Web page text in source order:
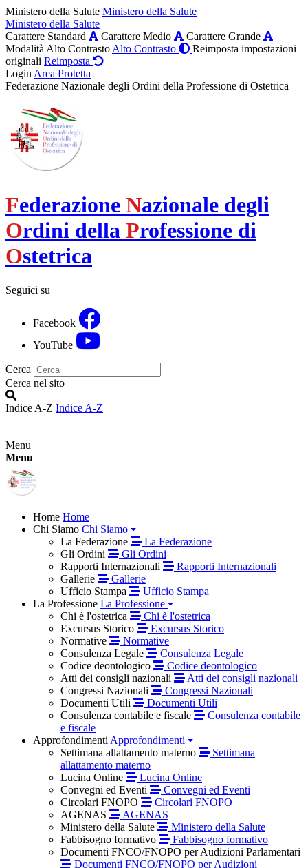
Ministero della Salute Ministero della Salute
Ministero della Salute
Carattere Standard
Carattere Medio
Carattere Grande
Modalità Alto Contrasto Alto Contrasto
Reimposta impostazioni
originali Reimposta
Login Area Protetta
Federazione Nazionale degli Ordini della Professione di Ostetrica
Federazione Nazionale degli
Ordini della Professione di
Ostetrica
Seguici su
Facebook
YouTube
Cerca
Cerca nel sito
Indice A-Z Indice A-Z
Menu
Menu
Home Home
Chi Siamo Chi Siamo
La Federazione
La Federazione
Gli Ordini
Gli Ordini
Rapporti Internazionali
Rapporti Internazionali
Gallerie
Gallerie
Ufficio Stampa
Ufficio Stampa
La Professione La Professione
Chi è l'ostetrica
Chi è l'ostetrica
Excursus Storico
Excursus Storico
Normative
Normative
Consulenza Legale
Consulenza Legale
Codice deontologico
Codice deontologico
Atti dei consigli nazionali
Atti dei consigli nazionali
Congressi Nazionali
Congressi Nazionali
Documenti Utili
Documenti Utili
Consulenza contabile e fiscale
Consulenza contabile
e fiscale
Approfondimenti Approfondimenti
Settimana allattamento materno
Settimana
allattamento materno
Lucina Online
Lucina Online
Convegni ed Eventi
Convegni ed Eventi
Circolari FNOPO
Circolari FNOPO
AGENAS
AGENAS
Ministero della Salute
Ministero della Salute
Fabbisogno formativo
Fabbisogno formativo
Documenti FNCO/FNOPO per Audizioni Parlamentari
Documenti FNCO/FNOPO per Audizioni